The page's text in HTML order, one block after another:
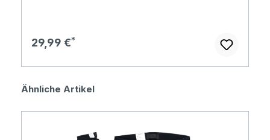
Regulärer Preis:
29,99 €
Produktgalerie überspringen
Ähnliche Artikel